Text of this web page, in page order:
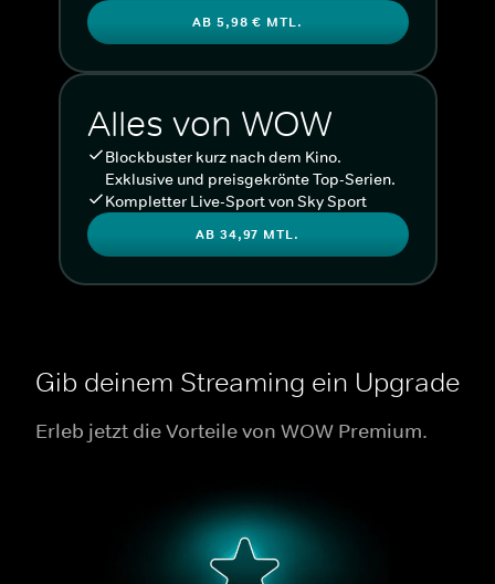
AB 5,98 € MTL.
Alles von WOW
Blockbuster kurz nach dem Kino.
Exklusive und preisgekrönte Top-Serien.
Kompletter Live-Sport von Sky Sport
AB 34,97 MTL.
Gib deinem Streaming ein Upgrade
Erleb jetzt die Vorteile von WOW Premium.